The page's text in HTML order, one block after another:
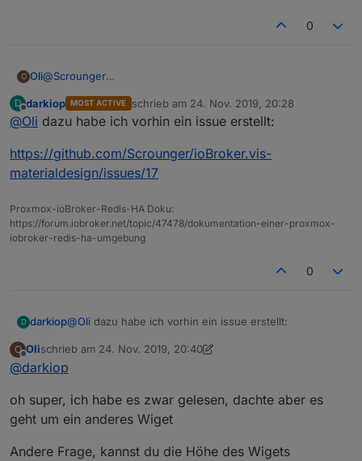
0
O Oli@Scrounger
getroffen wurde, wie in meinen Bild, die 2 Minuten.
D
Offline
darkiop MOST ACTIVE schrieb am 24. Nov. 2019, 20:28
zuletzt editiert von
@Oli dazu habe ich vorhin ein issue erstellt:
https://github.com/Scrounger/ioBroker.vis-
materialdesign/issues/17
Proxmox-ioBroker-Redis-HA Doku:
https://forum.iobroker.net/topic/47478/dokumentation-einer-proxmox-
iobroker-redis-ha-umgebung
0
D darkiop@Oli dazu habe ich vorhin ein issue erstellt:
https://github.com/Scrounger/ioBroker.vis-
materialdesign/issues/17
O
Offline
Olischrieb am 24. Nov. 2019, 20:40
zuletzt editiert von Oli
@darkiop
oh super, ich habe es zwar gelesen, dachte aber es
geht um ein anderes Wiget
Andere Frage, kannst du die Höhe des Wigets